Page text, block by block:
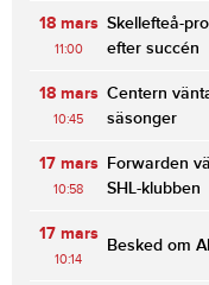
18 mars
11:00
Skellefteå-
efter succén
18 mars
10:45
Centern
säsonger
17 mars
10:58
Forwarden
SHL-klubben
17 mars
10:14
Besked om